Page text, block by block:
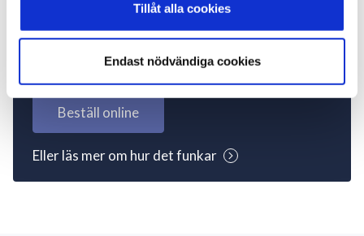
Tillåt alla cookies
Endast nödvändiga cookies
Inte kund ännu? Kom
igång nu!
Beställ online
Eller läs mer om hur det funkar